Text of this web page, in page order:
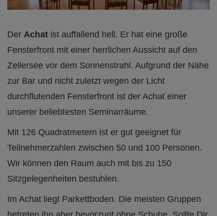
Der Achat ist auffallend hell. Er hat eine große
Fensterfront mit einer herrlichen Aussicht auf den
Zellersee vor dem Sonnenstrahl. Aufgrund der Nähe
zur Bar und nicht zuletzt wegen der Licht
durchflutenden Fensterfront ist der Achat einer
unserer beliebtesten Seminarräume.
Mit 126 Quadratmetern ist er gut geeignet für
Teilnehmerzahlen zwischen 50 und 100 Personen.
Wir können den Raum auch mit bis zu 150
Sitzgelegenheiten bestuhlen.
Im Achat liegt Parkettboden. Die meisten Gruppen